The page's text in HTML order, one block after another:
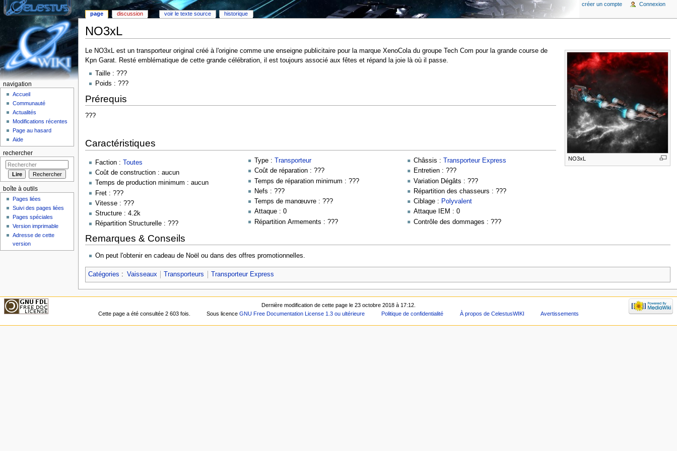
NO3xL
NO3xL
Le NO3xL est un transporteur original créé à l'origine comme une enseigne publicitaire pour la marque XenoCola du groupe Tech Com pour la grande course de
Kpn Garat. Resté emblématique de cette grande célébration, il est toujours associé aux fêtes et répand la joie là où il passe.
Taille : ???
Poids : ???
Prérequis
???
Caractéristiques
Faction : Toutes
Coût de construction : aucun
Temps de production minimum : aucun
Fret : ???
Vitesse : ???
Structure : 4.2k
Répartition Structurelle : ???
Type :
Transporteur
Coût de réparation : ???
Temps de réparation minimum : ???
Nefs : ???
Temps de manœuvre : ???
Attaque : 0
Répartition Armements : ???
Châssis :
Transporteur Express
Entretien : ???
Variation Dégâts : ???
Répartition des chasseurs : ???
Ciblage : Polyvalent
Attaque IEM : 0
Contrôle des dommages : ???
Remarques & Conseils
On peut l'obtenir en cadeau de Noël ou dans des offres promotionnelles.
Catégories : Vaisseaux Transporteurs Transporteur Express
page discussion voir le texte source historique
créer un compte Connexion
navigation
Accueil
Communauté
Actualités
Modifications récentes
Page au hasard
Aide
rechercher
boîte à outils
Pages liées
Suivi des pages liées
Pages spéciales
Version imprimable
Adresse de cette
version
Dernière modification de cette page le 23 octobre 2018 à 17:12.
Cette page a été consultée 2 603 fois.
Sous licenceGNU Free Documentation License 1.3 ou ultérieure Politique de confidentialité À propos de CelestusWIKI Avertissements